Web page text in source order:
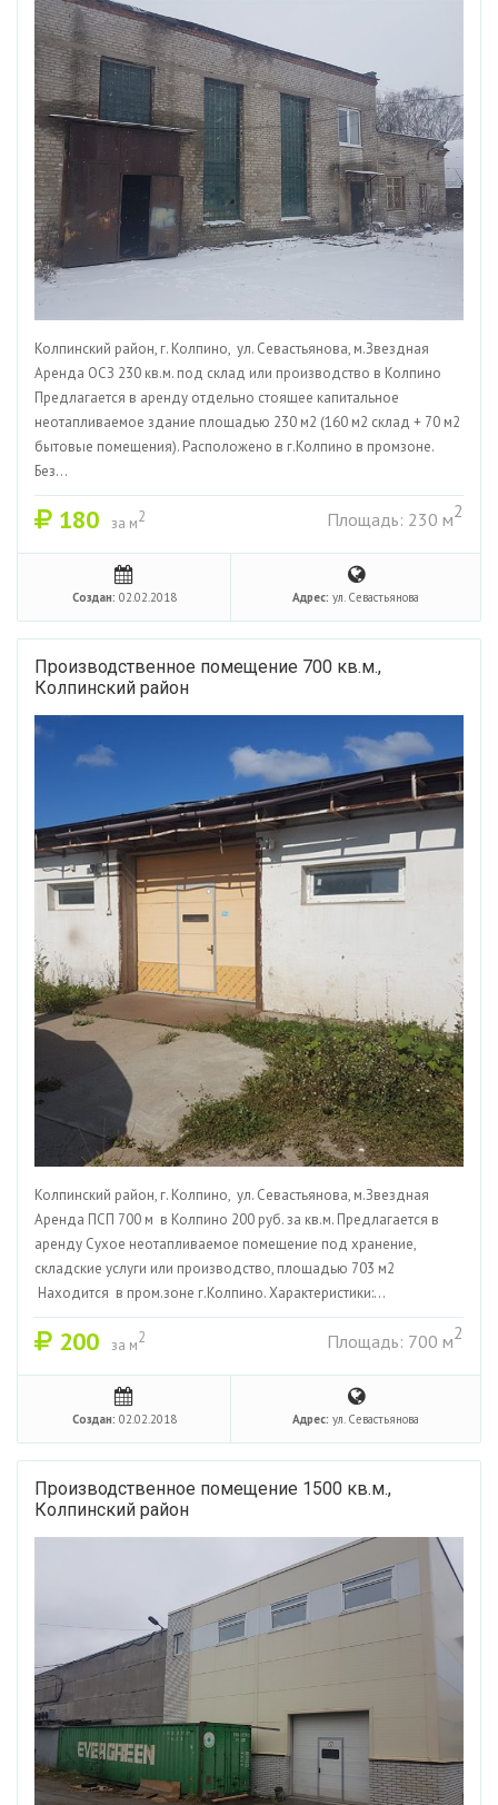
Колпинский район, г. Колпино, ул. Севастьянова, м.Звездная
Аренда ОСЗ 230 кв.м. под склад или производство в Колпино
Предлагается в аренду отдельно стоящее капитальное
неотапливаемое здание площадью 230 м2 (160 м2 склад + 70 м2
бытовые помещения). Расположено в г.Колпино в промзоне.
Без...
180 за м2 Площадь: 230 м2
Создан: 02.02.2018 Адрес: ул. Севастьянова
Производственное помещение 700 кв.м.,
Колпинский район
Колпинский район, г. Колпино, ул. Севастьянова, м.Звездная
Аренда ПСП 700 м в Колпино 200 руб. за кв.м. Предлагается в
аренду Сухое неотапливаемое помещение под хранение,
складские услуги или производство, площадью 703 м2
Находится в пром.зоне г.Колпино. Характеристики:...
200 за м2 Площадь: 700 м2
Создан: 02.02.2018 Адрес: ул. Севастьянова
Производственное помещение 1500 кв.м.,
Колпинский район